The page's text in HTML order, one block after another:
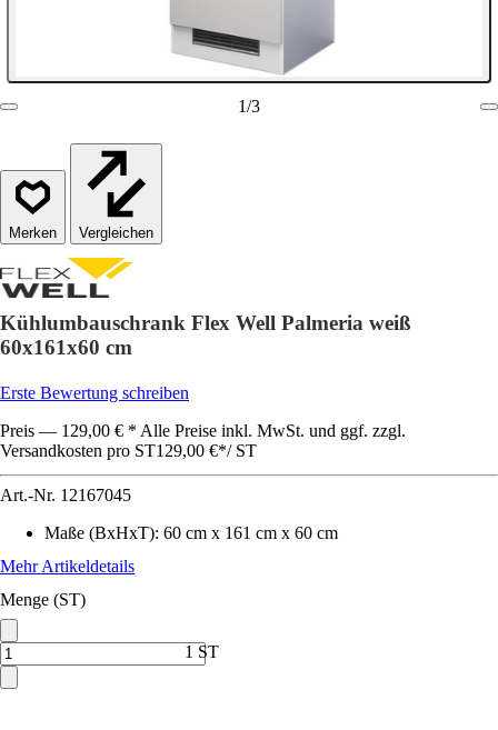
1/3
Vergleichen
Kühlumbauschrank Flex Well Palmeria weiß
60x161x60 cm
Erste Bewertung schreiben
Preis — 129,00 € * Alle Preise inkl. MwSt. und ggf. zzgl.
Versandkosten pro ST129,00 €*/ ST
Art.-Nr. 12167045
Maße (BxHxT): 60 cm x 161 cm x 60 cm
Mehr Artikeldetails
Menge (ST)
1 ST